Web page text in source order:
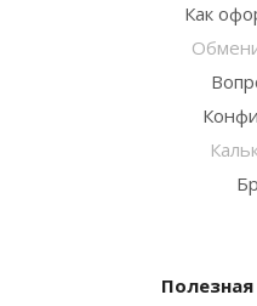
Как